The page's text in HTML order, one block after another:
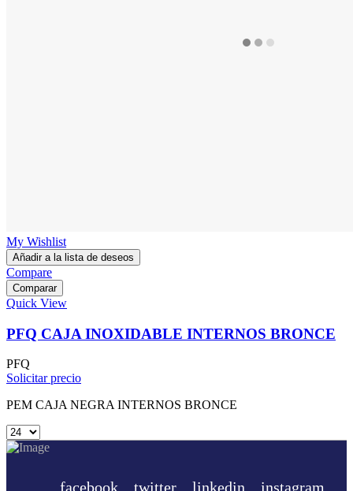
My Wishlist
Añadir a la lista de deseos
Compare
Comparar
Quick View
PFQ CAJA INOXIDABLE INTERNOS BRONCE
PFQ
Solicitar precio
PEM CAJA NEGRA INTERNOS BRONCE
facebook twitter linkedin instagram